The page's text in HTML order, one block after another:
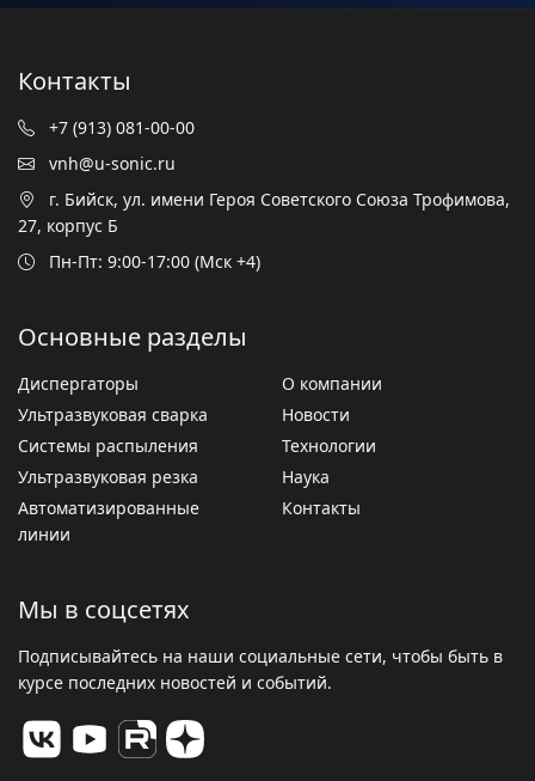
Контакты
+7 (913) 081-00-00
vnh@u-sonic.ru
г. Бийск, ул. имени Героя Советского Союза Трофимова,
27, корпус Б
Пн-Пт: 9:00-17:00 (Мск +4)
Основные разделы
Диспергаторы
Ультразвуковая сварка
Системы распыления
Ультразвуковая резка
Автоматизированные
линии
О компании
Новости
Технологии
Наука
Контакты
Мы в соцсетях
Подписывайтесь на наши социальные сети, чтобы быть в
курсе последних новостей и событий.